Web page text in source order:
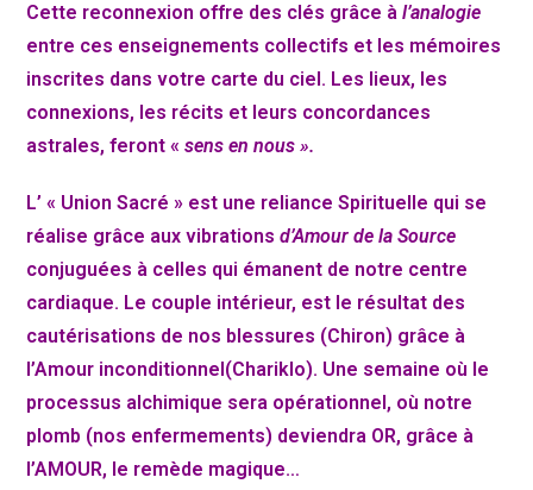
Cette reconnexion offre des clés grâce à l’analogie
entre ces enseignements collectifs et les mémoires
inscrites dans votre carte du ciel. Les lieux, les
connexions, les récits et leurs concordances
astrales, feront «sens en nous ».
L’ « Union Sacré » est une reliance Spirituelle qui se
réalise grâce aux vibrationsd’Amour de la Source
conjuguées à celles qui émanent de notre centre
cardiaque. Le couple intérieur, est le résultat des
cautérisations de nos blessures (Chiron) grâce à
l’Amour inconditionnel(Chariklo). Une semaine où le
processus alchimique sera opérationnel, où notre
plomb (nos enfermements) deviendra OR, grâce à
l’AMOUR, le remède magique…